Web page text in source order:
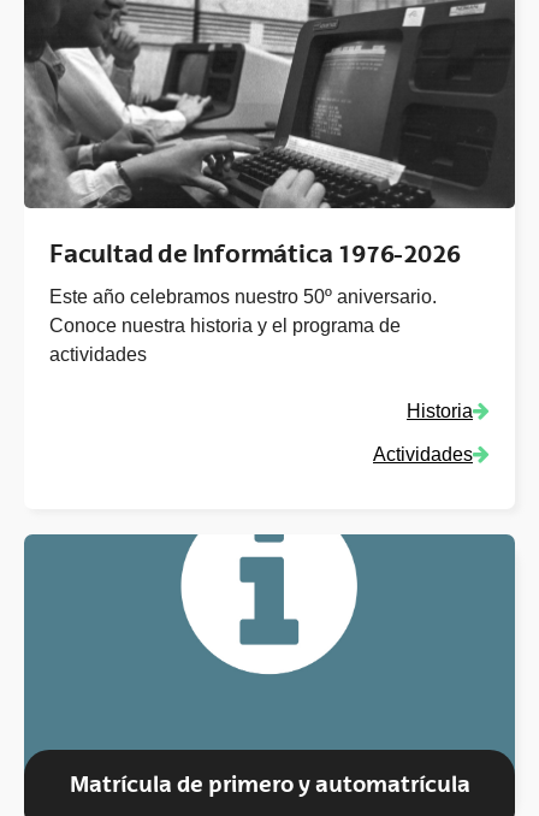
Facultad de Informática 1976-2026
Este año celebramos nuestro 50º aniversario.
Conoce nuestra historia y el programa de
actividades
Historia(Abre
Actividades(Abre
(Abre una nueva ventana)
Matrícula de primero y automatrícula